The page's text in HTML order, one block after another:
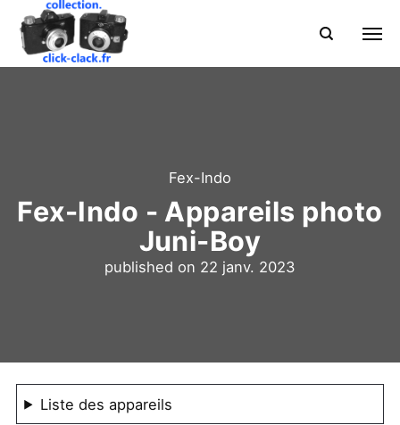
Fex-Indo
Fex-Indo - Appareils photo
Juni-Boy
published on 22 janv. 2023
Liste des appareils